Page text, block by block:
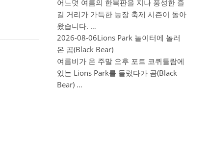
어느덧 여름의 한복판을 지나 풍성한 즐
길 거리가 가득한 농장 축제 시즌이 돌아
왔습니다. …
2026-08-06Lions Park 놀이터에 놀러
온 곰(Black Bear)
여름비가 온 주말 오후 포트 코퀴틀람에
있는 Lions Park를 들렀다가 곰(Black
Bear) …